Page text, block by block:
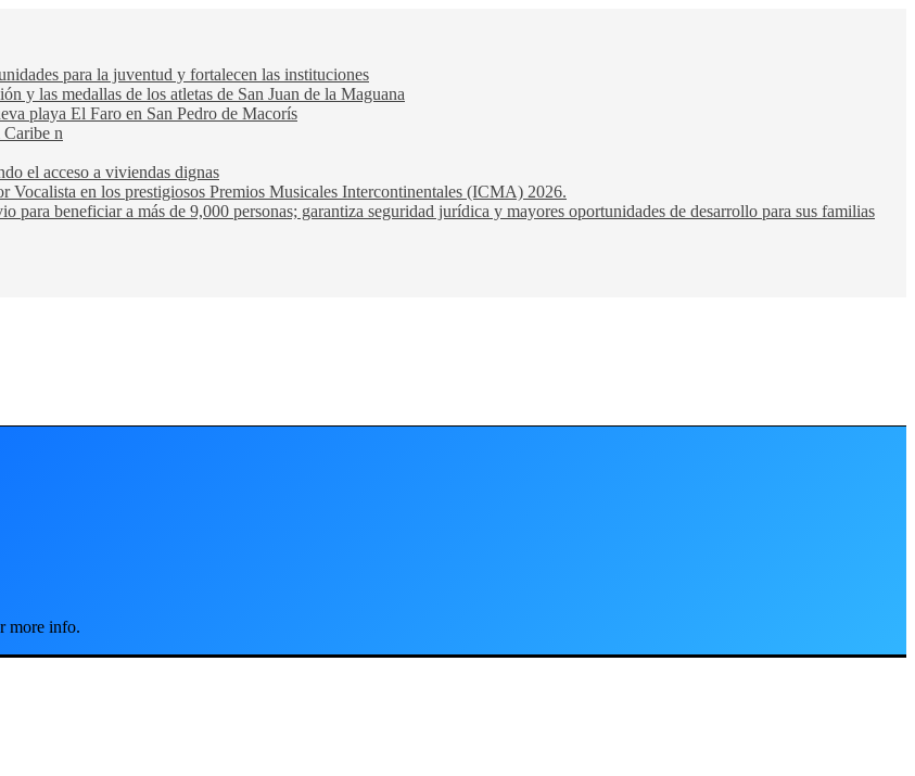
para la juventud y fortalecen las instituciones
y las medallas de los atletas de San Juan de la Maguana
playa El Faro en San Pedro de Macorís
Caribe n
el acceso a viviendas dignas
Vocalista en los prestigiosos Premios Musicales Intercontinentales (ICMA) 2026.
para beneficiar a más de 9,000 personas; garantiza seguridad jurídica y mayores oportunidades de desarrollo para sus familias
more info.